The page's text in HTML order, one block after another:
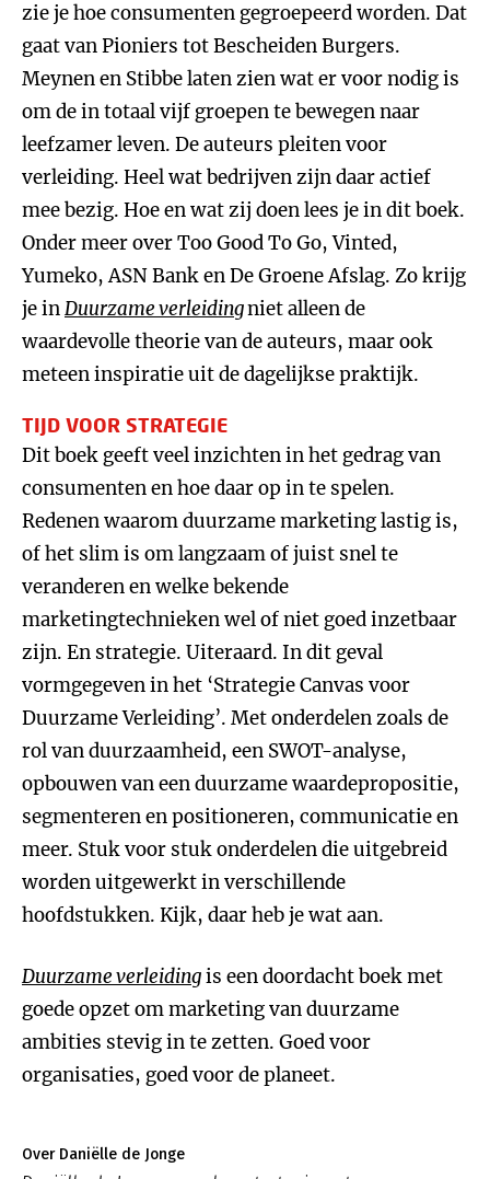
zie je hoe consumenten gegroepeerd worden. Dat
gaat van Pioniers tot Bescheiden Burgers.
Meynen en Stibbe laten zien wat er voor nodig is
om de in totaal vijf groepen te bewegen naar
leefzamer leven. De auteurs pleiten voor
verleiding. Heel wat bedrijven zijn daar actief
mee bezig. Hoe en wat zij doen lees je in dit boek.
Onder meer over Too Good To Go, Vinted,
Yumeko, ASN Bank en De Groene Afslag. Zo krijg
je inDuurzame verleidingniet alleen de
waardevolle theorie van de auteurs, maar ook
meteen inspiratie uit de dagelijkse praktijk.
TIJD VOOR STRATEGIE
Dit boek geeft veel inzichten in het gedrag van
consumenten en hoe daar op in te spelen.
Redenen waarom duurzame marketing lastig is,
of het slim is om langzaam of juist snel te
veranderen en welke bekende
marketingtechnieken wel of niet goed inzetbaar
zijn. En strategie. Uiteraard. In dit geval
vormgegeven in het ‘Strategie Canvas voor
Duurzame Verleiding’. Met onderdelen zoals de
rol van duurzaamheid, een SWOT-analyse,
opbouwen van een duurzame waardepropositie,
segmenteren en positioneren, communicatie en
meer. Stuk voor stuk onderdelen die uitgebreid
worden uitgewerkt in verschillende
hoofdstukken. Kijk, daar heb je wat aan.
Duurzame verleidingis een doordacht boek met
goede opzet om marketing van duurzame
ambities stevig in te zetten. Goed voor
organisaties, goed voor de planeet.
Over Daniëlle de Jonge